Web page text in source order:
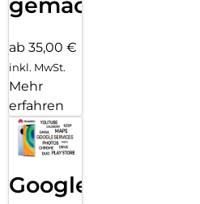
ab 35,00 €
inkl. MwSt.
Mehr
erfahren
Google